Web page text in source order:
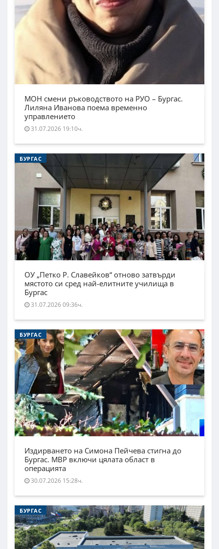
МОН смени ръководството на РУО – Бургас.
Лиляна Иванова поема временно
управлението
31.07.2026 19:10ч.
БУРГАС
ОУ „Петко Р. Славейков“ отново затвърди
мястото си сред най-елитните училища в
Бургас
31.07.2026 09:36ч.
БУРГАС
Издирването на Симона Пейчева стигна до
Бургас. МВР включи цялата област в
операцията
30.07.2026 15:28ч.
БУРГАС